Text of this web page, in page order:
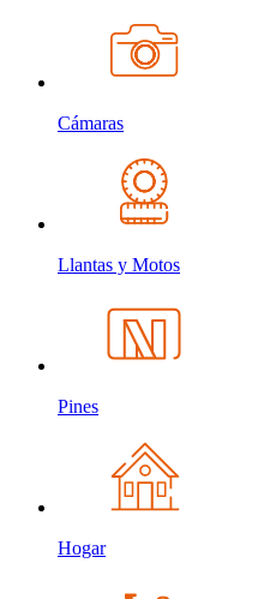
Cámaras
Llantas y Motos
Pines
Hogar